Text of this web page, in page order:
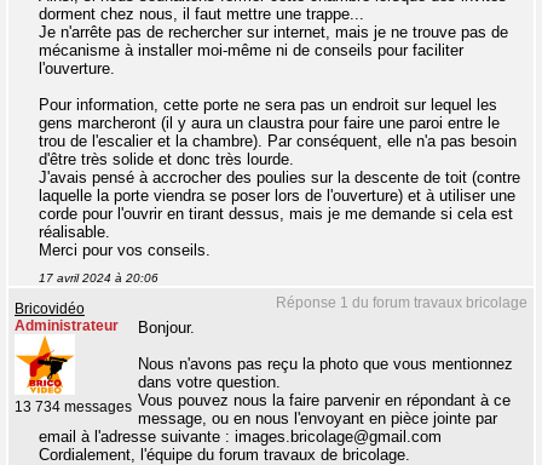
dorment chez nous, il faut mettre une trappe...
Je n'arrête pas de rechercher sur internet, mais je ne trouve pas de
mécanisme à installer moi-même ni de conseils pour faciliter
l'ouverture.
Pour information, cette porte ne sera pas un endroit sur lequel les
gens marcheront (il y aura un claustra pour faire une paroi entre le
trou de l'escalier et la chambre). Par conséquent, elle n'a pas besoin
d'être très solide et donc très lourde.
J'avais pensé à accrocher des poulies sur la descente de toit (contre
laquelle la porte viendra se poser lors de l'ouverture) et à utiliser une
corde pour l'ouvrir en tirant dessus, mais je me demande si cela est
réalisable.
Merci pour vos conseils.
17 avril 2024 à 20:06
Réponse 1 du forum travaux bricolage
Bricovidéo
Administrateur
13 734 messages
Bonjour.
Nous n'avons pas reçu la photo que vous mentionnez
dans votre question.
Vous pouvez nous la faire parvenir en répondant à ce
message, ou en nous l'envoyant en pièce jointe par
email à l'adresse suivante : images.bricolage@gmail.com
Cordialement, l'équipe du forum travaux de bricolage.